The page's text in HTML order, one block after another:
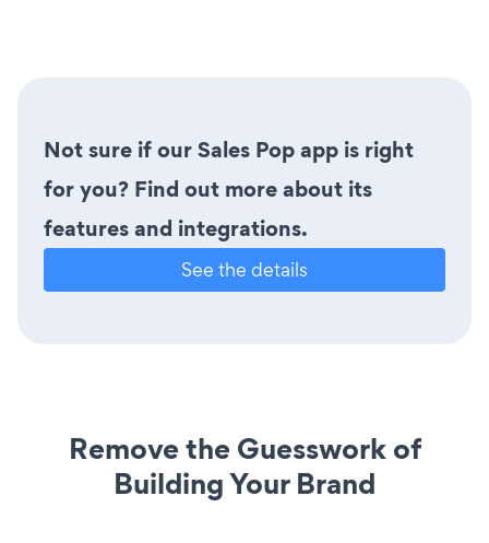
Not sure if our Sales Pop app is right
for you? Find out more about its
features and integrations.
See the details
Remove the Guesswork of
Building Your Brand